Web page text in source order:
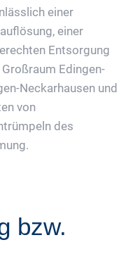
einer
einer
Entsorgung
Edingen-
Neckarhausen und
von
des
bzw.